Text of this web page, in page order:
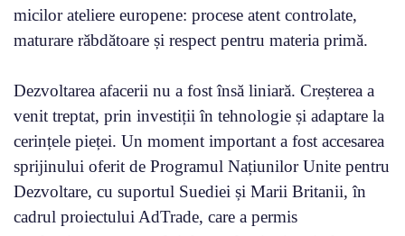
micilor ateliere europene: procese atent controlate,
maturare răbdătoare și respect pentru materia primă.
Dezvoltarea afacerii nu a fost însă liniară. Creșterea a
venit treptat, prin investiții în tehnologie și adaptare la
cerințele pieței. Un moment important a fost accesarea
sprijinului oferit de Programul Națiunilor Unite pentru
Dezvoltare, cu suportul Suediei și Marii Britanii, în
cadrul proiectului AdTrade, care a permis